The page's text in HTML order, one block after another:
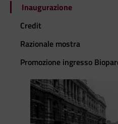
Inaugurazione
Credit
Razionale mostra
Promozione ingresso